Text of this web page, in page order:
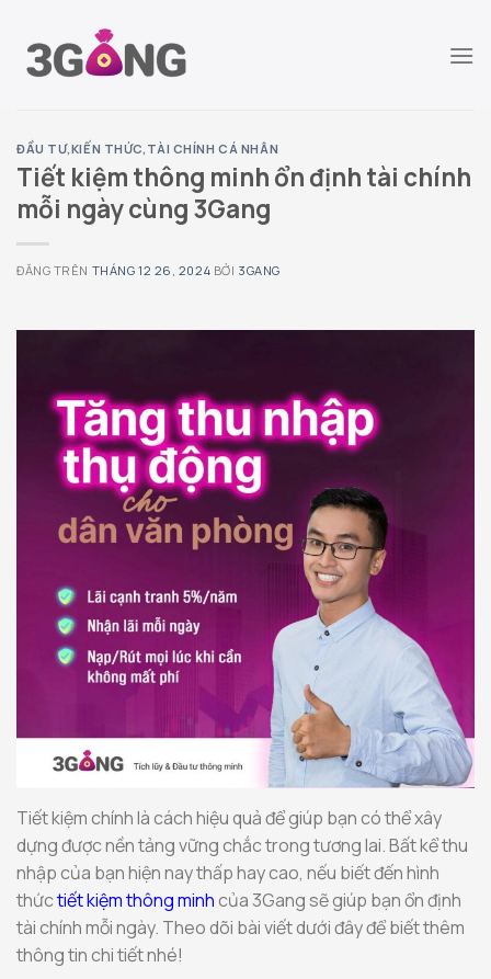
đến
ĐẦU TƯ,KIẾN THỨC, TÀI CHÍNH CÁ NHÂN
Tiết kiệm thông minh ổn định tài chính
mỗi ngày cùng 3Gang
ĐĂNG TRÊN THÁNG 12 26, 2024 BỞI 3GANG
Tiết kiệm chính là cách hiệu quả để giúp bạn có thể xây
dựng được nền tảng vững chắc trong tương lai. Bất kể thu
nhập của bạn hiện nay thấp hay cao, nếu biết đến hình
thứctiết kiệm thông minhcủa 3Gang sẽ giúp bạn ổn định
tài chính mỗi ngày. Theo dõi bài viết dưới đây để biết thêm
thông tin chi tiết nhé!